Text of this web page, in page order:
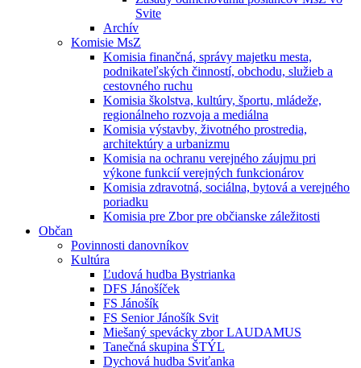
Svite
Archív
Komisie MsZ
Komisia finančná, správy majetku mesta,
podnikateľských činností, obchodu, služieb a
cestovného ruchu
Komisia školstva, kultúry, športu, mládeže,
regionálneho rozvoja a mediálna
Komisia výstavby, životného prostredia,
architektúry a urbanizmu
Komisia na ochranu verejného záujmu pri
výkone funkcií verejných funkcionárov
Komisia zdravotná, sociálna, bytová a verejného
poriadku
Komisia pre Zbor pre občianske záležitosti
Občan
Povinnosti danovníkov
Kultúra
Ľudová hudba Bystrianka
DFS Jánošíček
FS Jánošík
FS Senior Jánošík Svit
Miešaný spevácky zbor LAUDAMUS
Tanečná skupina ŠTÝL
Dychová hudba Sviťanka